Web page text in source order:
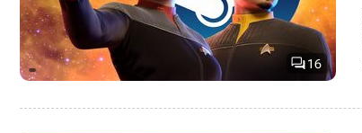
16